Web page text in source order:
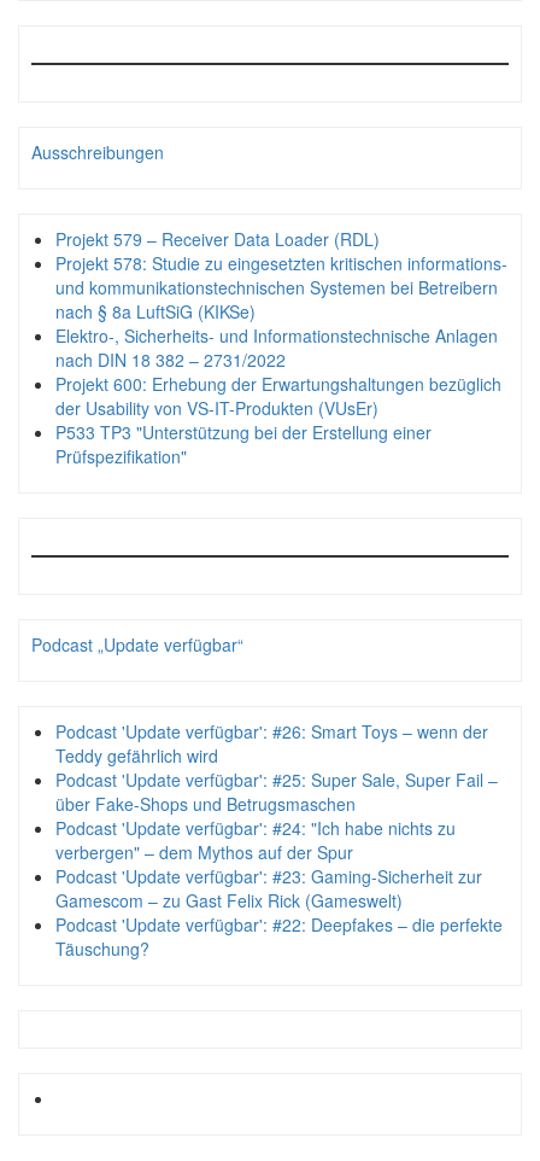
Ausschreibungen
Projekt 579 – Receiver Data Loader (RDL)
Projekt 578: Studie zu eingesetzten kritischen informations-
und kommunikationstechnischen Systemen bei Betreibern
nach § 8a LuftSiG (KIKSe)
Elektro-, Sicherheits- und Informationstechnische Anlagen
nach DIN 18 382 – 2731/2022
Projekt 600: Erhebung der Erwartungshaltungen bezüglich
der Usability von VS-IT-Produkten (VUsEr)
P533 TP3 "Unterstützung bei der Erstellung einer
Prüfspezifikation"
Podcast „Update verfügbar“
Podcast 'Update verfügbar': #26: Smart Toys – wenn der
Teddy gefährlich wird
Podcast 'Update verfügbar': #25: Super Sale, Super Fail –
über Fake-Shops und Betrugsmaschen
Podcast 'Update verfügbar': #24: "Ich habe nichts zu
verbergen" – dem Mythos auf der Spur
Podcast 'Update verfügbar': #23: Gaming-Sicherheit zur
Gamescom – zu Gast Felix Rick (Gameswelt)
Podcast 'Update verfügbar': #22: Deepfakes – die perfekte
Täuschung?